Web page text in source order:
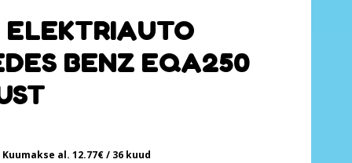
BENZ EQA250
Kuumakse al. 12.77€/ 36 kuud